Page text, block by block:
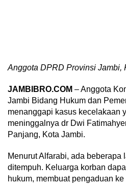
Anggota DPRD Provinsi Jambi,
JAMBIBRO.COM – Anggota
Jambi Bidang Hukum dan
menanggapi kasus kecelakaan
meninggalnya dr Dwi
Panjang, Kota Jambi.
Menurut Alfarabi, ada beberapa
ditempuh. Keluarga korban
hukum, membuat pengaduan